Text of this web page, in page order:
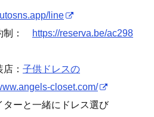
line
制：
https://reserva.be/ac298
： 子供ドレスの
closet.com/
ーと一緒にドレス選び